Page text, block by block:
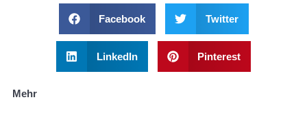
Facebook Twitter
LinkedIn Pinterest
Mehr